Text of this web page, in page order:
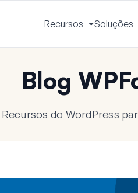
Recursos
Alternar
Menu
Soluções
Blog
do WordPress